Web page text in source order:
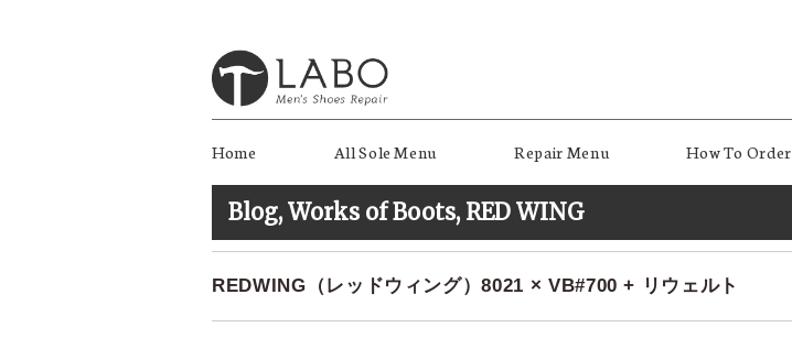
Home All Sole Menu Repair Menu How To Order
Blog, Works of Boots, RED WING
REDWING（レッドウィング）8021 × VB#700 + リウェルト